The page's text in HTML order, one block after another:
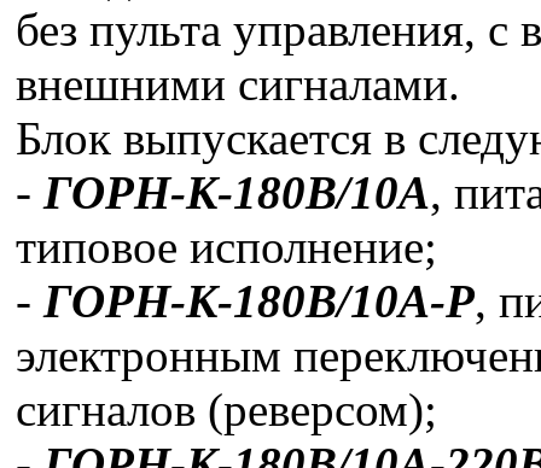
без пульта управления,
внешними сигналами.
Блок выпускается в
- ГОРН-К-180В/10А,
типовое исполнение;
- ГОРН-К-180В/10А-Р,
электронным
сигналов (реверсом);